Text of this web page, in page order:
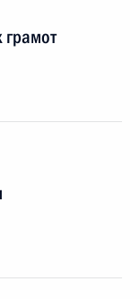
грамот